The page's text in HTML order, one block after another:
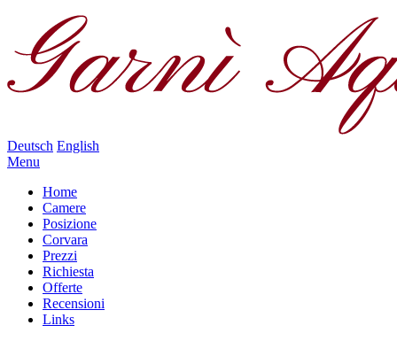
Deutsch English
Menu
Home
Camere
Posizione
Corvara
Prezzi
Richiesta
Offerte
Recensioni
Links